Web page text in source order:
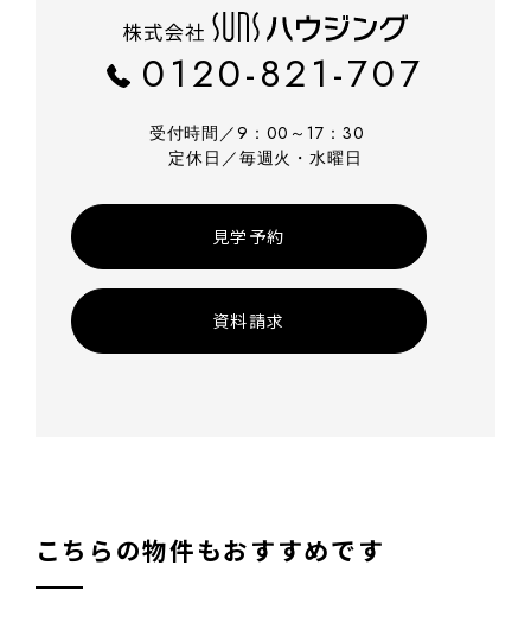
0120-821-707
受付時間／9：00～17：30
定休日／毎週火・水曜日
見学予約
資料請求
こちらの物件もおすすめです